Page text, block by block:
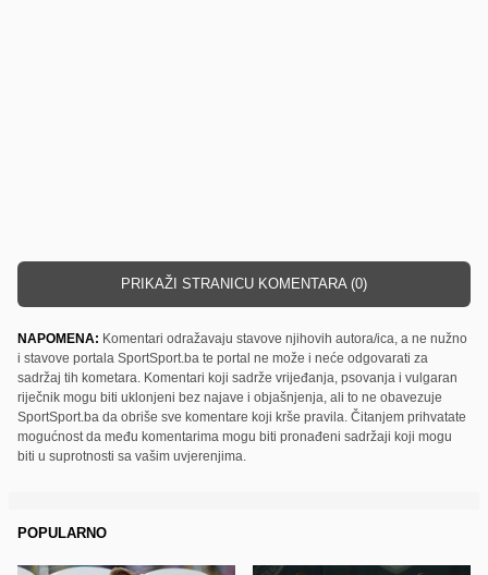
PRIKAŽI STRANICU KOMENTARA (0)
NAPOMENA: Komentari odražavaju stavove njihovih autora/ica, a ne nužno
i stavove portala SportSport.ba te portal ne može i neće odgovarati za
sadržaj tih kometara. Komentari koji sadrže vrijeđanja, psovanja i vulgaran
riječnik mogu biti uklonjeni bez najave i objašnjenja, ali to ne obavezuje
SportSport.ba da obriše sve komentare koji krše pravila. Čitanjem prihvatate
mogućnost da među komentarima mogu biti pronađeni sadržaji koji mogu
biti u suprotnosti sa vašim uvjerenjima.
POPULARNO